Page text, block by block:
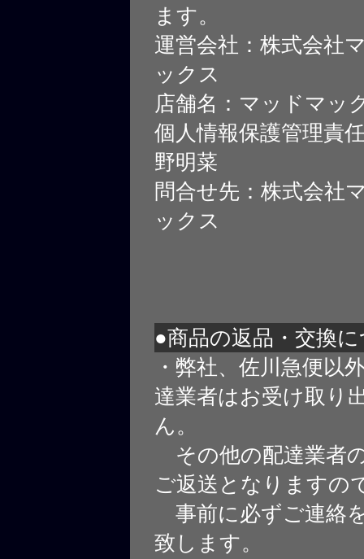
ます。
運営会社：株式会社
ックス
店舗名：マッドマッ
個人情報保護管理責
野明菜
問合せ先：株式会社
ックス
●商品の返品・交換
・弊社、佐川急便以
達業者はお受け取り
ん。
その他の配達業者
ご返送となりますの
事前に必ずご連絡
致します。